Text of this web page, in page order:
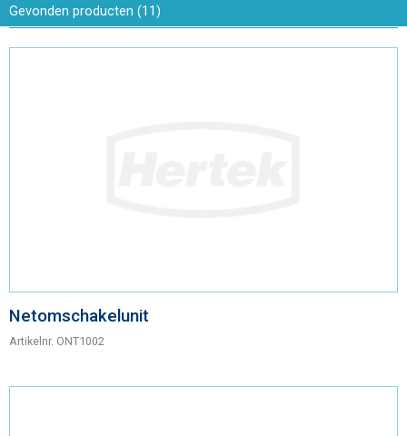
Gevonden producten (11)
Netomschakelunit
Artikelnr. ONT1002